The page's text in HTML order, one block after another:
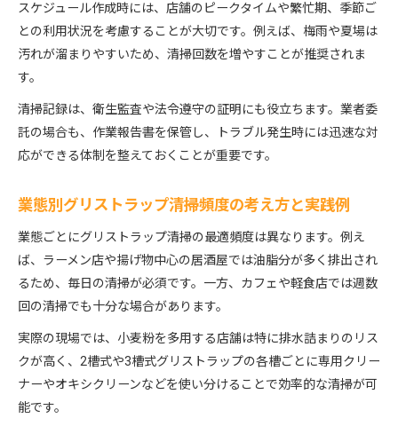
スケジュール作成時には、店舗のピークタイムや繁忙期、季節ご
との利用状況を考慮することが大切です。例えば、梅雨や夏場は
汚れが溜まりやすいため、清掃回数を増やすことが推奨されま
す。
清掃記録は、衛生監査や法令遵守の証明にも役立ちます。業者委
託の場合も、作業報告書を保管し、トラブル発生時には迅速な対
応ができる体制を整えておくことが重要です。
業態別グリストラップ清掃頻度の考え方と実践例
業態ごとにグリストラップ清掃の最適頻度は異なります。例え
ば、ラーメン店や揚げ物中心の居酒屋では油脂分が多く排出され
るため、毎日の清掃が必須です。一方、カフェや軽食店では週数
回の清掃でも十分な場合があります。
実際の現場では、小麦粉を多用する店舗は特に排水詰まりのリス
クが高く、2槽式や3槽式グリストラップの各槽ごとに専用クリー
ナーやオキシクリーンなどを使い分けることで効率的な清掃が可
能です。